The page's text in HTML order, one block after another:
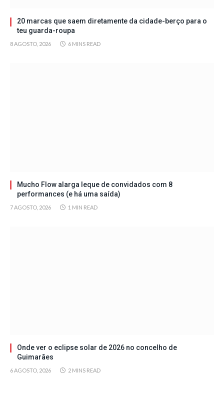
20 marcas que saem diretamente da cidade-berço para o
teu guarda-roupa
8 AGOSTO, 2026 6 MINS READ
Mucho Flow alarga leque de convidados com 8
performances (e há uma saída)
7 AGOSTO, 2026 1 MIN READ
Onde ver o eclipse solar de 2026 no concelho de
Guimarães
6 AGOSTO, 2026 2 MINS READ